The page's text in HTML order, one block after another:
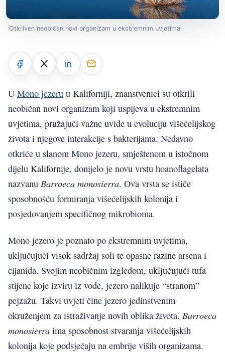
Otkriven neobičan novi organizam u ekstremnim uvjetima
U Mono jezeru u Kaliforniji, znanstvenici su otkrili
neobičan novi organizam koji uspijeva u ekstremnim
uvjetima, pružajući važne uvide u evoluciju višećelijskog
života i njegove interakcije s bakterijama. Nedavno
otkriće u slanom Mono jezeru, smještenom u istočnom
dijelu Kalifornije, donijelo je novu vrstu hoanoflagelata
nazvanu Barroeca monosierra. Ova vrsta se ističe
sposobnošću formiranja višećelijskih kolonija i
posjedovanjem specifičnog mikrobioma.
Mono jezero je poznato po ekstremnim uvjetima,
uključujući visok sadržaj soli te opasne razine arsena i
cijanida. Svojim neobičnim izgledom, uključujući tufa
stijene koje izviru iz vode, jezero nalikuje “stranom”
pejzažu. Takvi uvjeti čine jezero jedinstvenim
okruženjem za istraživanje novih oblika života. Barroeca
monosierra ima sposobnost stvaranja višećelijskih
kolonija koje podsjećaju na embrije viših organizama.